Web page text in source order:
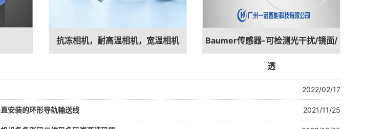
抗冻相机，耐高温相机，宽温相机 Baumer传感器-可检测光干扰/镜面/
透
2022/02/17
安装的环形导轨输送线 2021/11/25